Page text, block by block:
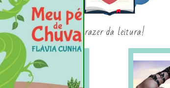
o prazer da leitura!